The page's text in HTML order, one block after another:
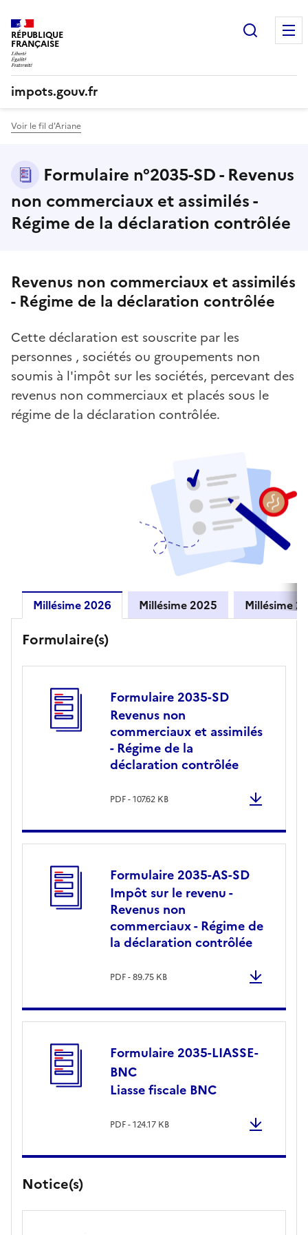
RÉPUBLIQUE
FRANÇAISE
impots.gouv.fr
Voir le fil d'Ariane
Formulaire n°2035-SD - Revenus
non commerciaux et assimilés -
Régime de la déclaration contrôlée
Revenus non commerciaux et assimilés
- Régime de la déclaration contrôlée
Cette déclaration est souscrite par les
personnes , sociétés ou groupements non
soumis à l'impôt sur les sociétés, percevant des
revenus non commerciaux et placés sous le
régime de la déclaration contrôlée.
Millésime 2026 Millésime 2025
Millésime 2026
Formulaire(s)
Formulaire 2035-SD
Revenus non
commerciaux et assimilés
- Régime de la
déclaration contrôlée
PDF - 107.62 KB
Formulaire 2035-AS-SD
Impôt sur le revenu -
Revenus non
commerciaux - Régime de
la déclaration contrôlée
PDF - 89.75 KB
Formulaire 2035-LIASSE-
BNC
Liasse fiscale BNC
PDF - 124.17 KB
Notice(s)